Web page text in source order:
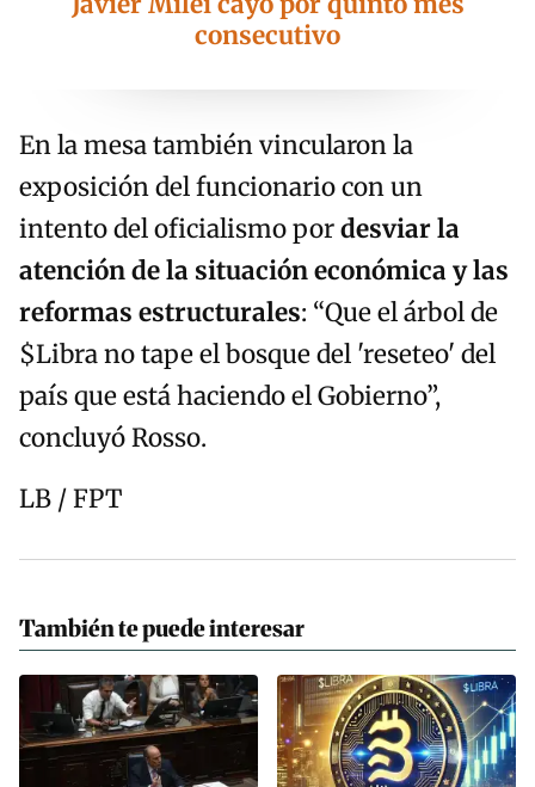
consecutivo
En la mesa también vincularon la
exposición del funcionario con un
intento del oficialismo pordesviar la
atención de la situación económica y las
reformas estructurales: “Que el árbol de
$Libra no tape el bosque del 'reseteo' del
país que está haciendo el Gobierno”,
concluyó Rosso.
LB / FPT
También te puede interesar